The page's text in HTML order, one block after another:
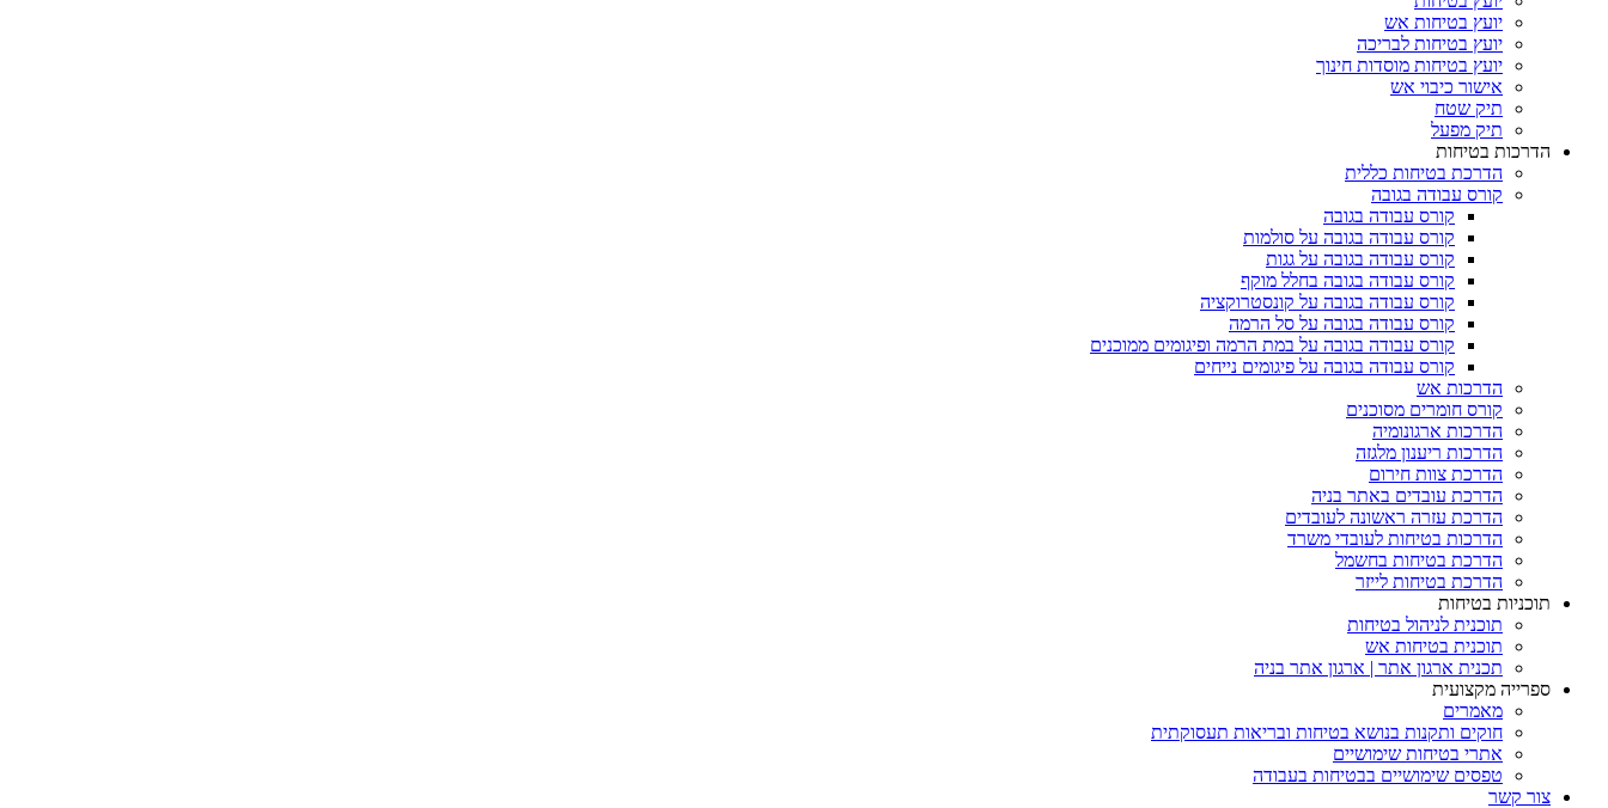
יועץ בטיחות אש
יועץ בטיחות לבריכה
יועץ בטיחות מוסדות חינוך
אישור כיבוי אש
תיק שטח
תיק מפעל
הדרכות בטיחות
הדרכת בטיחות כללית
קורס עבודה בגובה
קורס עבודה בגובה
קורס עבודה בגובה על סולמות
קורס עבודה בגובה על גגות
קורס עבודה בגובה בחלל מוקף
קורס עבודה בגובה על קונסטרוקציה
קורס עבודה בגובה על סל הרמה
קורס עבודה בגובה על במת הרמה ופיגומים ממוכנים
קורס עבודה בגובה על פיגומים נייחים
הדרכות אש
קורס חומרים מסוכנים
הדרכות ארגונומיה
הדרכות ריענון מלגזה
הדרכת צוות חירום
הדרכת עובדים באתר בניה
הדרכת עזרה ראשונה לעובדים
הדרכות בטיחות לעובדי משרד
הדרכת בטיחות בחשמל
הדרכת בטיחות לייזר
תוכניות בטיחות
תוכנית לניהול בטיחות
תוכנית בטיחות אש
תכנית ארגון אתר | ארגון אתר בניה
ספרייה מקצועית
מאמרים
חוקים ותקנות בנושא בטיחות ובריאות תעסוקתית
אתרי בטיחות שימושיים
טפסים שימושיים בבטיחות בעבודה
צור קשר